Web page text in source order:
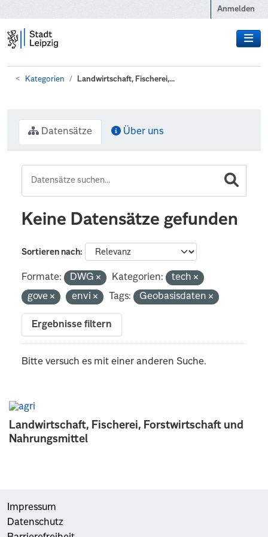
Anmelden
Kategorien Landwirtschaft, Fischerei,...
Landwirtschaft, Fischerei, Forstwirtschaft und
Nahrungsmittel
Datensätze Über uns
Keine Datensätze gefunden
Sortieren nach
Formate: DWG Kategorien:
tech
gove
envi Tags: Geobasisdaten
Ergebnisse filtern
Bitte versuch es mit einer anderen Suche.
Impressum
Datenschutz